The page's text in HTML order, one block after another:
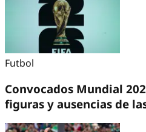
Futbol
Convocados Mundial
figuras y ausencias de